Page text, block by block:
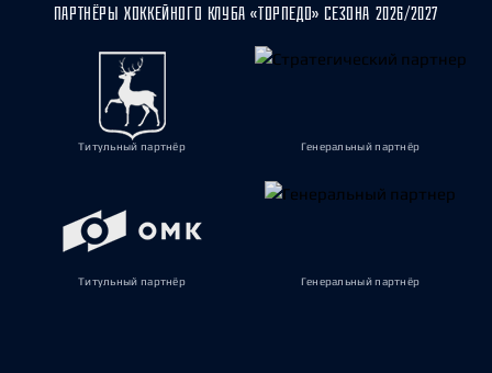
ПАРТНЁРЫ ХОККЕЙНОГО КЛУБА «ТОРПЕДО» СЕЗОНА 2026/2027
Титульный партнёр Генеральный партнёр
Титульный партнёр Генеральный партнёр